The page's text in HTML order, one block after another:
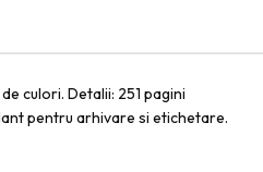
culori. Detalii: 251 pagini
pentru arhivare si etichetare.